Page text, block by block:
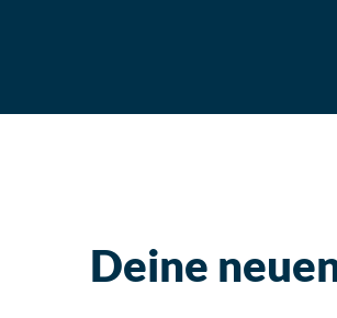
Deine